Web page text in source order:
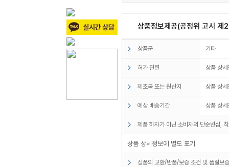
상품정보제공(공정위 고시
상품군 기타
허가 관련 상품 상
제조국 또는 원산지 상품 상
예상 배송기간 상품 상
제품 하자가 아닌 소비자의 단순변심,
상품 상세정보에 별도 표기
상품의 교환/반품/보증 조건 및 품질보